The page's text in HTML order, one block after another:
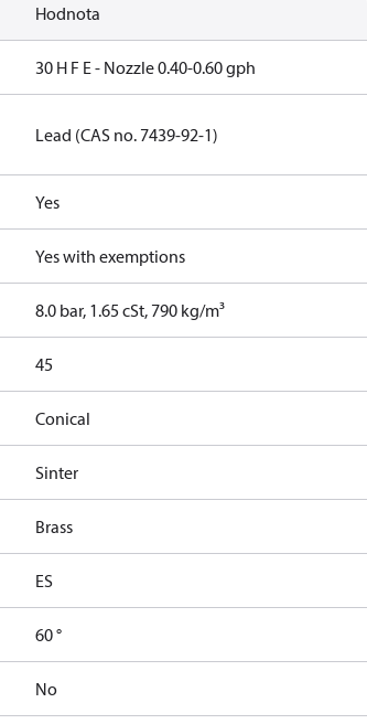
Hodnota
30 H F E - Nozzle 0.40-0.60 gph
Lead (CAS no. 7439-92-1)
Yes
Yes with exemptions
8.0 bar, 1.65 cSt, 790 kg/m³
45
Conical
Sinter
Brass
ES
60 °
No